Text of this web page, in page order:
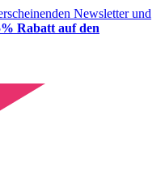
Newsletter und
Rabatt auf den